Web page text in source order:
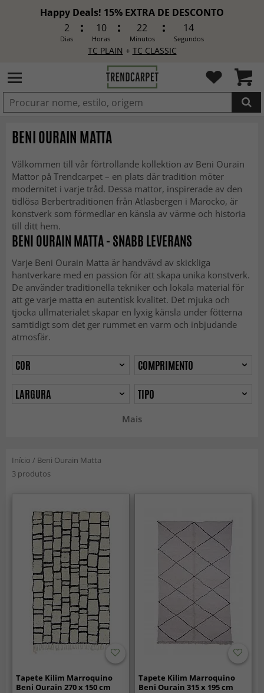
Happy Deals! 15% EXTRA DE DESCONTO
2
Dias
10
Horas
22
Minutos
12
Segundos
TC PLAIN + TC CLASSIC
BENI OURAIN MATTA
Välkommen till vår förtrollande kollektion av Beni Ourain
Mattor på Trendcarpet – en plats där tradition möter
modernitet i varje tråd. Dessa mattor, inspirerade av den
tidlösa Berbertraditionen från Atlasbergen i Marocko, är
konstverk som förmedlar en känsla av värme och historia
till ditt hem.
BENI OURAIN MATTA - SNABB LEVERANS
Varje Beni Ourain Matta är handvävd av skickliga
hantverkare med en passion för att skapa unika konstverk.
De använder traditionella tekniker och lokala material för
att ge varje matta en autentisk kvalitet. Det mjuka och
tjocka ullmaterialet skapar en lyxig känsla under fötterna
samtidigt som det ger rummet en varm och inbjudande
atmosfär.
Mais
COR
COMPRIMENTO
LARGURA
TIPO
Início / Beni Ourain Matta
3 produtos
Tapete Kilim Marroquino
Beni Ourain 270 x 150 cm
Tapete Kilim Marroquino
Beni Ourain 315 x 195 cm